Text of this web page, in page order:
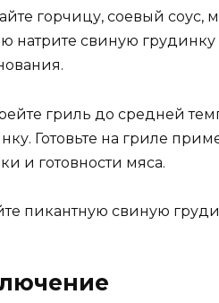
горчицу, соевый соус,
натрите свиную грудинку
гриль до средней
Готовьте на гриле
и готовности мяса.
пикантную свиную